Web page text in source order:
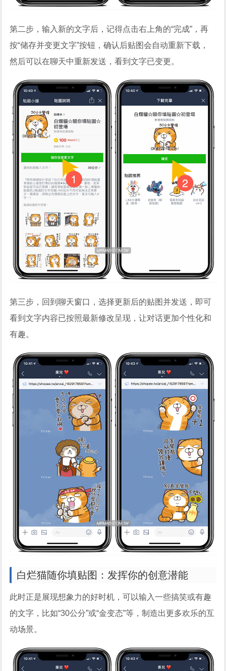
第二步，输入新的文字后，记得点击右上角的“完成”，再
按“储存并变更文字”按钮，确认后贴图会自动重新下载，
然后可以在聊天中重新发送，看到文字已变更。
第三步，回到聊天窗口，选择更新后的贴图并发送，即可
看到文字内容已按照最新修改呈现，让对话更加个性化和
有趣。
白烂猫随你填贴图：发挥你的创意潜能
此时正是展现想象力的好时机，可以输入一些搞笑或有趣
的文字，比如“30公分”或“金变态”等，制造出更多欢乐的互
动场景。